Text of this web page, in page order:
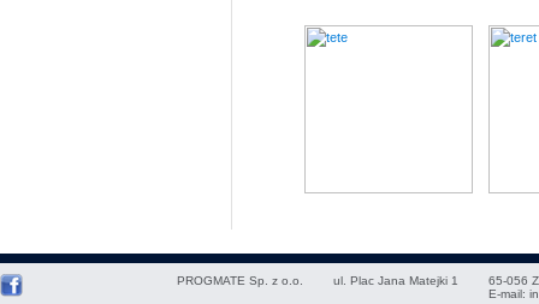
PROGMATE Sp. z o.o. ul. Plac Jana Matejki 1 65-056
E-mail: